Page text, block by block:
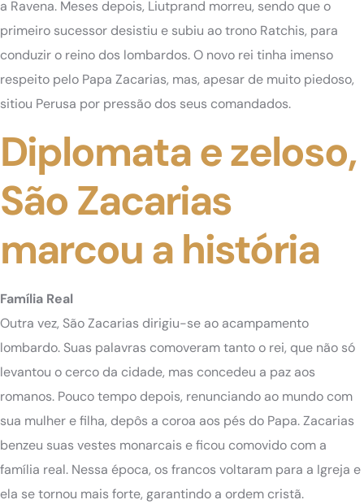
a Ravena. Meses depois, Liutprand morreu, sendo que o
primeiro sucessor desistiu e subiu ao trono Ratchis, para
conduzir o reino dos lombardos. O novo rei tinha imenso
respeito pelo Papa Zacarias, mas, apesar de muito piedoso,
sitiou Perusa por pressão dos seus comandados.
Diplomata e zeloso,
São Zacarias
marcou a história
Família Real
Outra vez, São Zacarias dirigiu-se ao acampamento
lombardo. Suas palavras comoveram tanto o rei, que não só
levantou o cerco da cidade, mas concedeu a paz aos
romanos. Pouco tempo depois, renunciando ao mundo com
sua mulher e filha, depôs a coroa aos pés do Papa. Zacarias
benzeu suas vestes monarcais e ficou comovido com a
família real. Nessa época, os francos voltaram para a Igreja e
ela se tornou mais forte, garantindo a ordem cristã.